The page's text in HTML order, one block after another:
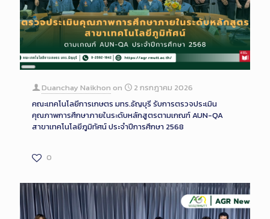
Long
Description
Duanchay Naikhon on
2 กรกฎาคม 2026
คณะเทคโนโลยีการเกษตร มทร.ธัญบุรี รับการตรวจประเมิน
คุณภาพการศึกษาภายในระดับหลักสูตรตามเกณฑ์ AUN-QA
สาขาเทคโนโลยีภูมิทัศน์ ประจำปีการศึกษา 2568
0